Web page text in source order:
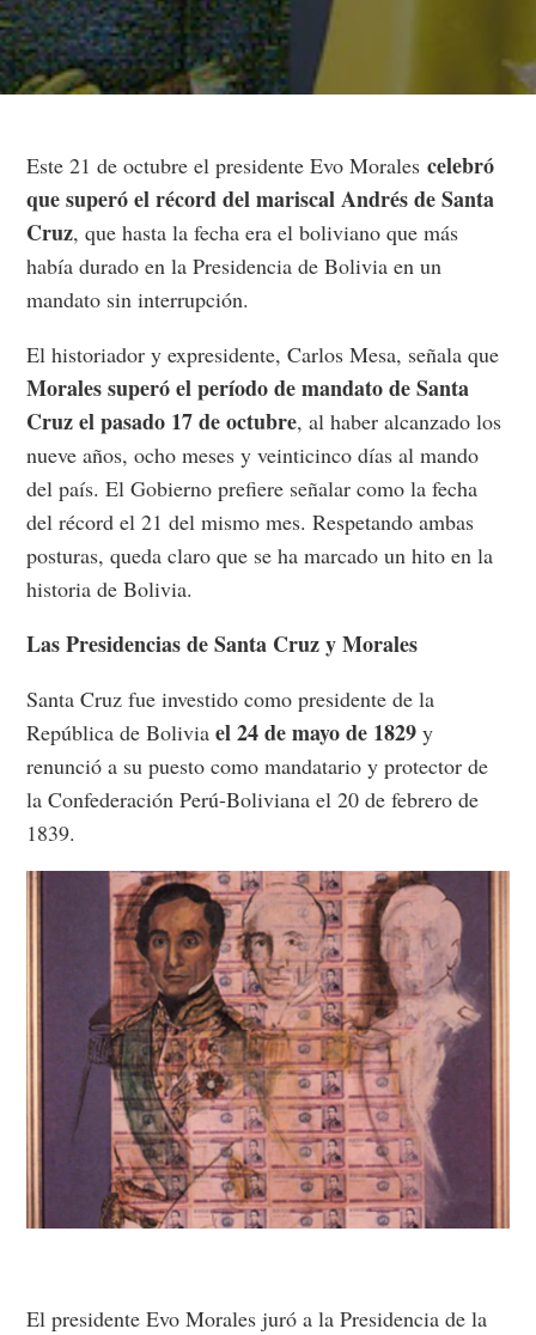
Este 21 de octubre el presidente Evo Morales celebró
que superó el récord del mariscal Andrés de Santa
Cruz, que hasta la fecha era el boliviano que más
había durado en la Presidencia de Bolivia en un
mandato sin interrupción.
El historiador y expresidente, Carlos Mesa, señala que
Morales superó el período de mandato de Santa
Cruz el pasado 17 de octubre, al haber alcanzado los
nueve años, ocho meses y veinticinco días al mando
del país. El Gobierno prefiere señalar como la fecha
del récord el 21 del mismo mes. Respetando ambas
posturas, queda claro que se ha marcado un hito en la
historia de Bolivia.
Las Presidencias de Santa Cruz y Morales
Santa Cruz fue investido como presidente de la
República de Boliviael 24 de mayo de 1829y
renunció a su puesto como mandatario y protector de
la Confederación Perú-Boliviana el 20 de febrero de
1839.
El presidente Evo Morales juró a la Presidencia de la